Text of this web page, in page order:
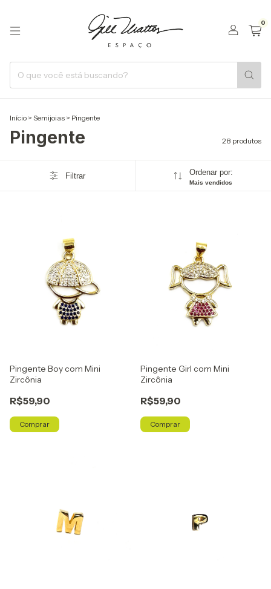
0
Início > Semijoias > Pingente
Pingente 28 produtos
Filtrar Ordenar por:
Mais vendidos
Pingente Boy com Mini
Zircônia
R$59,90
Comprar
Pingente Girl com Mini
Zircônia
R$59,90
Comprar